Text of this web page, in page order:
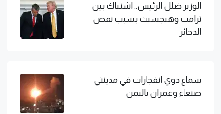
الوزير ضلل الرئيس.. اشتباك بين
ترامب وهيجسيث بسبب نقص
الذخائر
سماع دوي انفجارات في مدينتي
صنعاء وعمران باليمن